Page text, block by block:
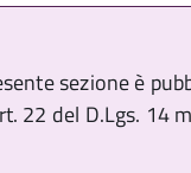
sezione è
22 del D.Lgs. 14